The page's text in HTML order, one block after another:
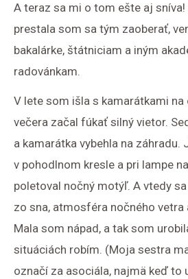
A teraz sa mi o tom ešte aj
prestala som sa tým zaoberať,
bakalárke, štátniciam a iným
radovánkam.
V lete som išla s kamarátkami na
večera začal fúkať silný vietor.
a kamarátka vybehla na záhradu.
v pohodlnom kresle a pri lampe
poletoval nočný motýľ. A vtedy
zo sna, atmosféra nočného vetra
Mala som nápad, a tak som
situáciách robím. (Moja sestra
označí za asociála, najmä keď to